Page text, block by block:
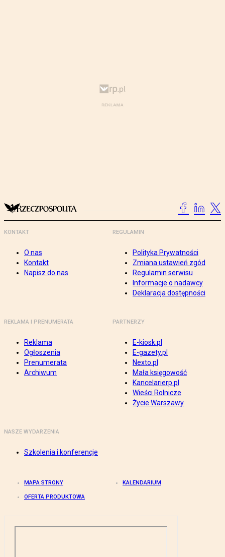
KONTAKT
O nas
Kontakt
Napisz do nas
REGULAMIN
Polityka Prywatności
Zmiana ustawień zgód
Regulamin serwisu
Informacje o nadawcy
Deklaracja dostępności
REKLAMA I PRENUMERATA
Reklama
Ogłoszenia
Prenumerata
Archiwum
PARTNERZY
E-kiosk.pl
E-gazety.pl
Nexto.pl
Mała księgowość
Kancelarierp.pl
Wieści Rolnicze
Życie Warszawy
NASZE WYDARZENIA
Szkolenia i konferencje
MAPA STRONY KALENDARIUM
OFERTA PRODUKTOWA